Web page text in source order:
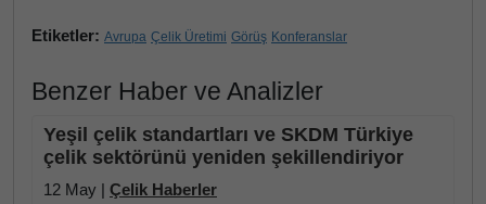
Etiketler: Avrupa Çelik Üretimi Görüş Konferanslar
Benzer Haber ve Analizler
Yeşil çelik standartları ve SKDM Türkiye
çelik sektörünü yeniden şekillendiriyor
12 May | Çelik Haberler